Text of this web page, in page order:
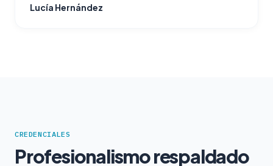
Lucía Hernández
CREDENCIALES
Profesionalismo respaldado